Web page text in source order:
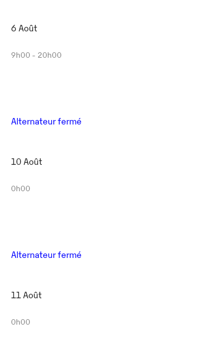
6 Août
9h00 - 20h00
Alternateur fermé
10 Août
0h00
Alternateur fermé
11 Août
0h00